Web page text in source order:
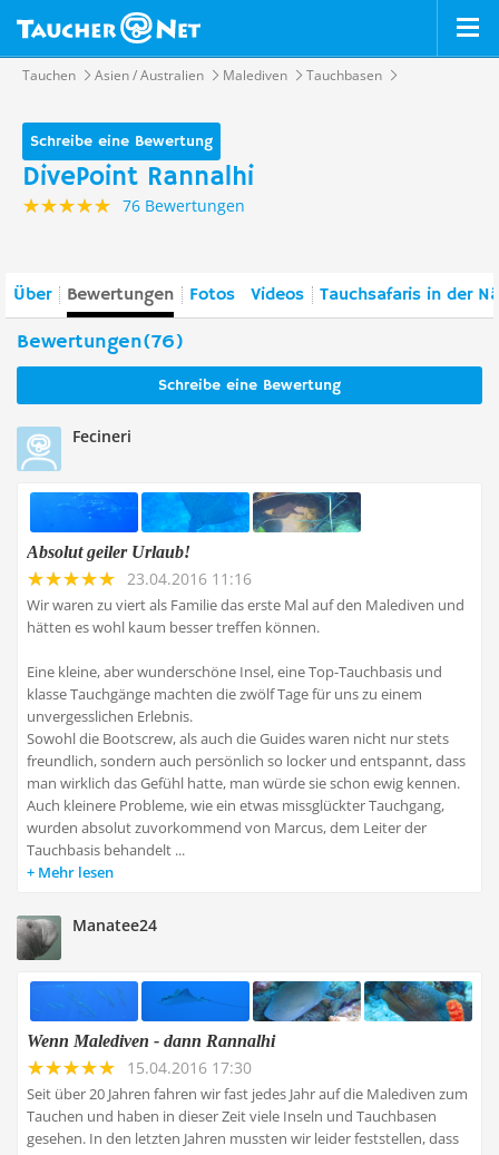
Tauchen Asien / Australien Malediven Tauchbasen
Schreibe eine Bewertung
DivePoint Rannalhi
76 Bewertungen
Über Bewertungen Fotos Videos Tauchsafaris in der
Bewertungen(76)
Schreibe eine Bewertung
Fecineri
Absolut geiler Urlaub!
23.04.2016 11:16
Wir waren zu viert als Familie das erste Mal auf den Malediven und
hätten es wohl kaum besser treffen können.
Eine kleine, aber wunderschöne Insel, eine Top-Tauchbasis und
klasse Tauchgänge machten die zwölf Tage für uns zu einem
unvergesslichen Erlebnis.
Sowohl die Bootscrew, als auch die Guides waren nicht nur stets
freundlich, sondern auch persönlich so locker und entspannt, dass
man wirklich das Gefühl hatte, man würde sie schon ewig kennen.
Auch kleinere Probleme, wie ein etwas missglückter Tauchgang,
wurden absolut zuvorkommend von Marcus, dem Leiter der
Tauchbasis behandelt ...
Mehr lesen
Manatee24
Wenn Malediven - dann Rannalhi
15.04.2016 17:30
Seit über 20 Jahren fahren wir fast jedes Jahr auf die Malediven zum
Tauchen und haben in dieser Zeit viele Inseln und Tauchbasen
gesehen. In den letzten Jahren mussten wir leider feststellen, dass